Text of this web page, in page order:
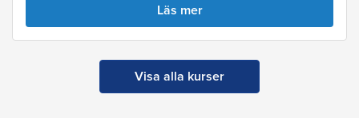
Läs mer
Visa alla kurser